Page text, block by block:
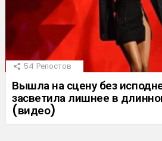
54 Репостов
Вышла на сцену без
засветила лишнее в
(видео)